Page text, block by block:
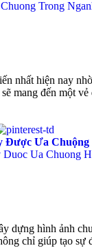
nhất hiện nay
mang đến một vẻ
Được Ưa Chuộng
dựng hình ảnh
chỉ giúp tạo sự